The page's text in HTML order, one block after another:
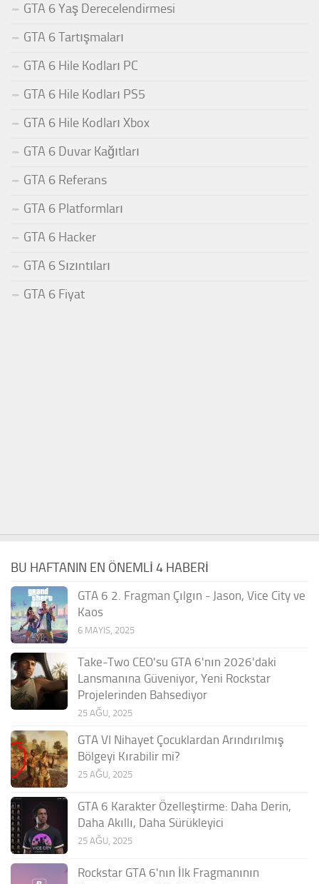
GTA 6 Yaş Derecelendirmesi
GTA 6 Tartışmaları
GTA 6 Hile Kodları PC
GTA 6 Hile Kodları PS5
GTA 6 Hile Kodları Xbox
GTA 6 Duvar Kağıtları
GTA 6 Referans
GTA 6 Platformları
GTA 6 Hacker
GTA 6 Sızıntıları
GTA 6 Fiyat
BU HAFTANIN EN ÖNEMLI 4 HABERI
GTA 6 2. Fragman Çılgın - Jason, Vice City ve
Kaos
6 MAYIS, 2025
Take-Two CEO'su GTA 6'nın 2026'daki
Lansmanına Güveniyor, Yeni Rockstar
Projelerinden Bahsediyor
25 AĞU, 2025
GTA VI Nihayet Çocuklardan Arındırılmış
Bölgeyi Kırabilir mi?
25 AĞU, 2025
GTA 6 Karakter Özelleştirme: Daha Derin,
Daha Akıllı, Daha Sürükleyici
25 AĞU, 2025
Rockstar GTA 6'nın İlk Fragmanının